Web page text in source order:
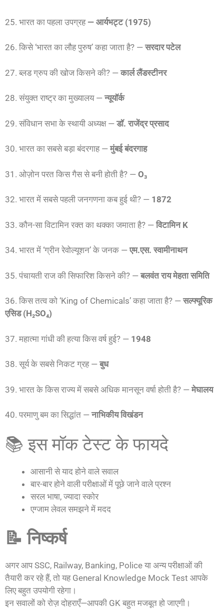
25. भारत का पहला उपग्रह — आर्यभट्ट (1975)
26. किसे ‘भारत का लौह पुरुष’ कहा जाता है? — सरदार पटेल
27. ब्लड ग्रुप की खोज किसने की? — कार्ल लैंडस्टीनर
28. संयुक्त राष्ट्र का मुख्यालय — न्यूयॉर्क
29. संविधान सभा के स्थायी अध्यक्ष — डॉ. राजेंद्र प्रसाद
30. भारत का सबसे बड़ा बंदरगाह — मुंबई बंदरगाह
31. ओज़ोन परत किस गैस से बनी होती है? — O₃
32. भारत में सबसे पहली जनगणना कब हुई थी? — 1872
33. कौन-सा विटामिन रक्त का थक्का जमाता है? — विटामिन K
34. भारत में ‘ग्रीन रेवोल्यूशन’ के जनक — एम.एस. स्वामीनाथन
35. पंचायती राज की सिफारिश किसने की? — बलवंत राय मेहता समिति
36. किस तत्व को ‘King of Chemicals’ कहा जाता है? — सल्फ्यूरिक
एसिड (H₂SO₄)
37. महात्मा गांधी की हत्या किस वर्ष हुई? — 1948
38. सूर्य के सबसे निकट ग्रह — बुध
39. भारत के किस राज्य में सबसे अधिक मानसून वर्षा होती है? — मेघालय
40. परमाणु बम का सिद्धांत — नाभिकीय विखंडन
📚 इस मॉक टेस्ट के फायदे
आसानी से याद होने वाले सवाल
बार-बार होने वाली परीक्षाओं में पूछे जाने वाले प्रश्न
सरल भाषा, ज्यादा स्कोर
एग्जाम लेवल समझने में मदद
📝 निष्कर्ष
अगर आप SSC, Railway, Banking, Police या अन्य परीक्षाओं की
तैयारी कर रहे हैं, तो यह General Knowledge Mock Test आपके
लिए बहुत उपयोगी रहेगा।
इन सवालों को रोज़ दोहराएँ—आपकी GK बहुत मजबूत हो जाएगी।